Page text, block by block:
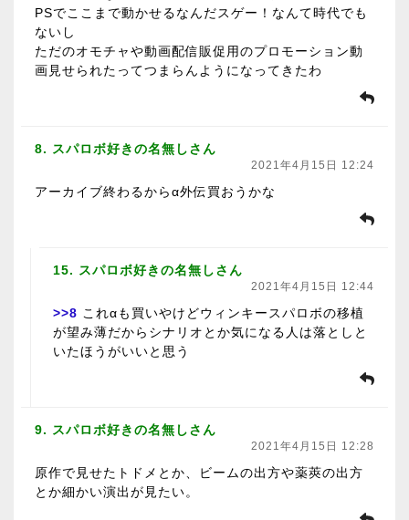
PSでここまで動かせるなんだスゲー！なんて時代でも
ないし
ただのオモチャや動画配信販促用のプロモーション動
画見せられたってつまらんようになってきたわ
8. スパロボ好きの名無しさん
2021年4月15日 12:24
アーカイブ終わるからα外伝買おうかな
15. スパロボ好きの名無しさん
2021年4月15日 12:44
>>8 これαも買いやけどウィンキースパロボの移植
が望み薄だからシナリオとか気になる人は落としと
いたほうがいいと思う
9. スパロボ好きの名無しさん
2021年4月15日 12:28
原作で見せたトドメとか、ビームの出方や薬莢の出方
とか細かい演出が見たい。